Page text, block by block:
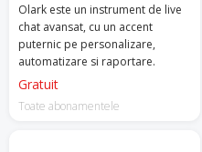
Olark este un instrument de live
chat avansat, cu un accent
puternic pe personalizare,
automatizare si raportare.
Gratuit
Toate abonamentele